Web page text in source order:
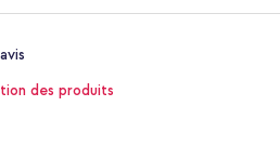
Non
avis
des produits